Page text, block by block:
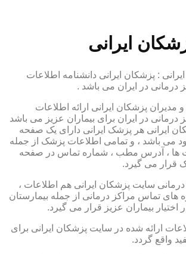
ایرانی
: پزشکان ایرانی دانشنامه اطلاعات
درمانی در ایران می باشد .
پزشکان ایرانی ارائه اطلاعات
درمانی در ایران برای بیماران عزیز می باشد
ایرانی هر پزشک ایرانی دارای یک صفحه
می باشد ، و تمامی اطلاعات پزشک از جمله
ها ، آدرس مطب ، شماره تماس در صفحه
قرار می گیرد.
سایت پزشکان ایرانی هم اطلاعات ،
های تماس مراکز درمانی از جمله بیمارستان
اختیار بیماران عزیز قرار می گیرد.
ارائه شده در سایت پزشکان ایرانی برای
واقع گردد.